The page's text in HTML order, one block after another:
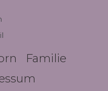
Familie